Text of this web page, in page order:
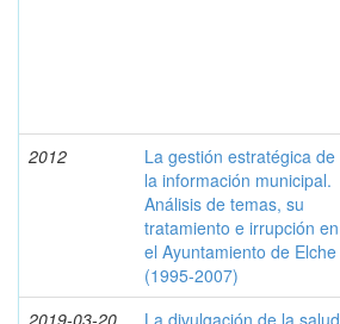
2012
La gestión estratégica de
la información municipal.
Análisis de temas, su
tratamiento e irrupción en
el Ayuntamiento de Elche
(1995-2007)
2019-03-20
La divulgación de la salud